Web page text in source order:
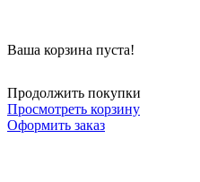
Ваша корзина пуста!
Продолжить покупки
Просмотреть корзину
Оформить заказ